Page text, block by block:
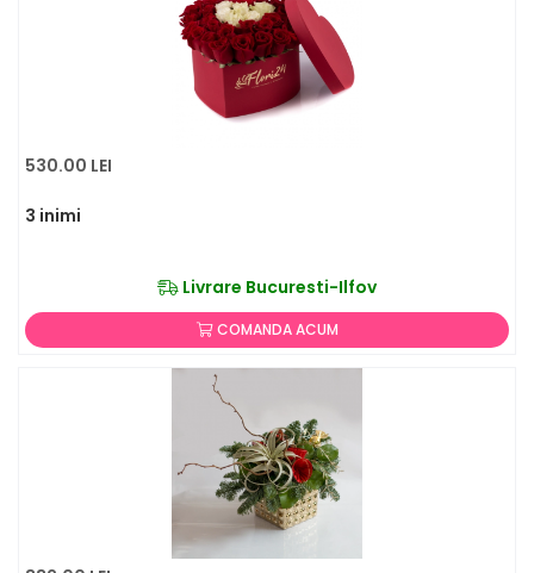
530.00 LEI
3 inimi
Livrare Bucuresti-Ilfov
COMANDA ACUM